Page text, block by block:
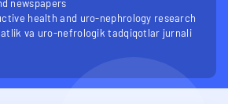
newspapers
health and uro-nephrology research
va uro-nefrologik tadqiqotlar jurnali